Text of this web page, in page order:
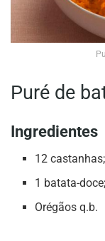
Puré de
Ingredientes
12 castanhas;
1 batata-doce;
Orégãos q.b.